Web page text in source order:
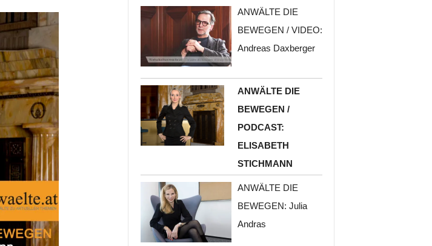
ANWÄLTE DIE
BEWEGEN / VIDEO:
Andreas Daxberger
ANWÄLTE DIE
BEWEGEN /
PODCAST:
ELISABETH
STICHMANN
ANWÄLTE DIE
BEWEGEN: Julia
Andras